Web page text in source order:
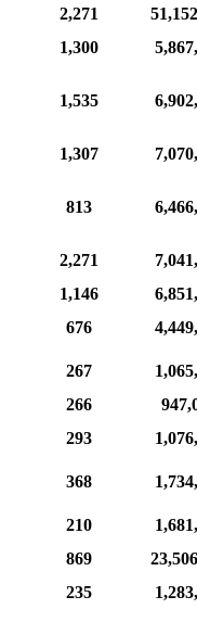
2,271
1,300
1,535
1,307
813
2,271
1,146
676
267
266
293
368
210
869
235